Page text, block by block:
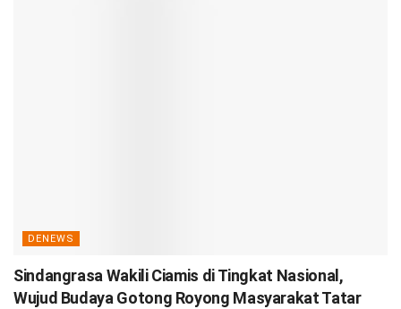
DENEWS
Sindangrasa Wakili Ciamis di Tingkat Nasional,
Wujud Budaya Gotong Royong Masyarakat Tatar